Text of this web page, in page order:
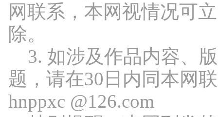
网联系，本网视情况可
除。
3. 如涉及作品内容、
题，请在30日内同本网
hnppxc @126.com